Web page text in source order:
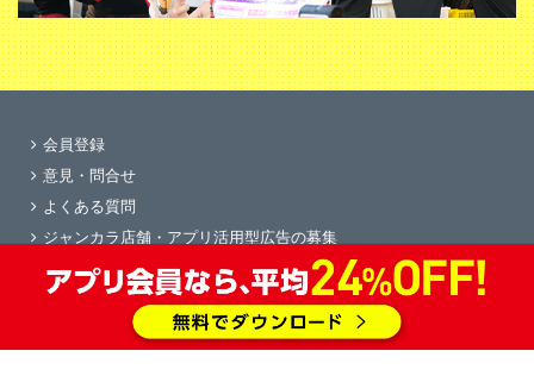
会員登録
意見・問合せ
よくある質問
ジャンカラ店舗・アプリ活用型広告の募集
学園祭協賛